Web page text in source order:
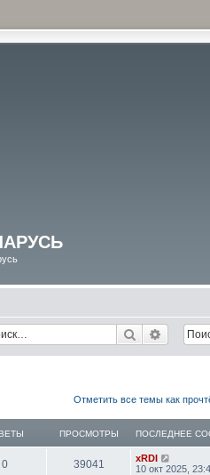
Поиск
Отметить все темы как
ПРОСМОТРЫ ПОСЛЕДНЕЕ
0 39041
xRDI
10 окт 2025,